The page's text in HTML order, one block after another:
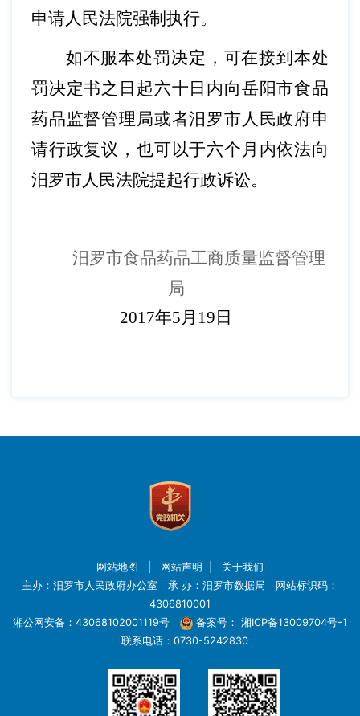
申请人民法院强制执行。
如不服本处罚决定，可在接到本处
罚决定书之日起六十日内向岳阳市食品
药品监督管理局或者汨罗市人民政府申
请行政复议，也可以于六个月内依法向
汨罗市人民法院提起行政诉讼。
汨罗市食品药品工商质量监督管理
局
2017年5月19日
网站地图 网站声明
关于我们
主办：汨罗市人民政府办公室 承 办：汨罗市数据局 网站标识码：
4306810001
湘公网安备：43068102001119号
备案号： 湘ICP备13009704号-1
联系电话：0730-5242830